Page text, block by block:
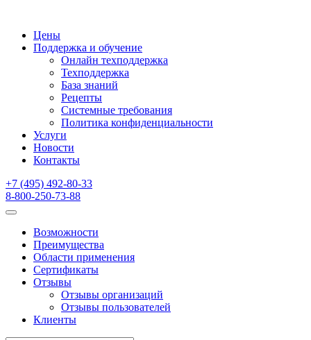
Цены
Поддержка и обучение
Онлайн техподдержка
Техподдержка
База знаний
Рецепты
Системные требования
Политика конфиденциальности
Услуги
Новости
Контакты
+7 (495) 492-80-33
8-800-250-73-88
Возможности
Преимущества
Области применения
Сертификаты
Отзывы
Отзывы организаций
Отзывы пользователей
Клиенты